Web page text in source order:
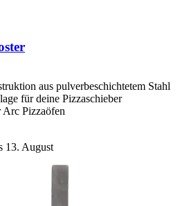
aus pulverbeschichtetem Stahl
für deine Pizzaschieber
Arc Pizzaöfen
13. August